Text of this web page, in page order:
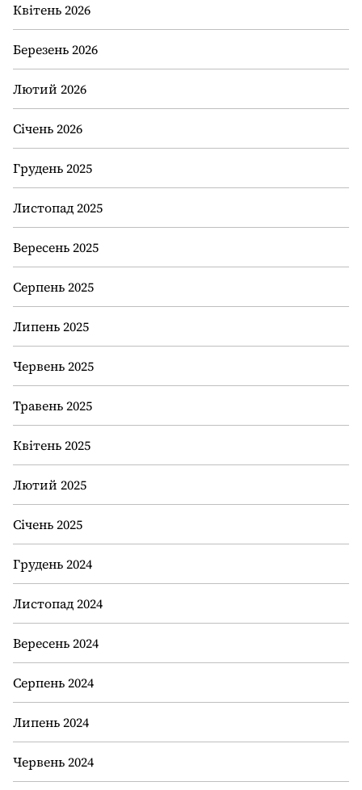
Квітень 2026
Березень 2026
Лютий 2026
Січень 2026
Грудень 2025
Листопад 2025
Вересень 2025
Серпень 2025
Липень 2025
Червень 2025
Травень 2025
Квітень 2025
Лютий 2025
Січень 2025
Грудень 2024
Листопад 2024
Вересень 2024
Серпень 2024
Липень 2024
Червень 2024